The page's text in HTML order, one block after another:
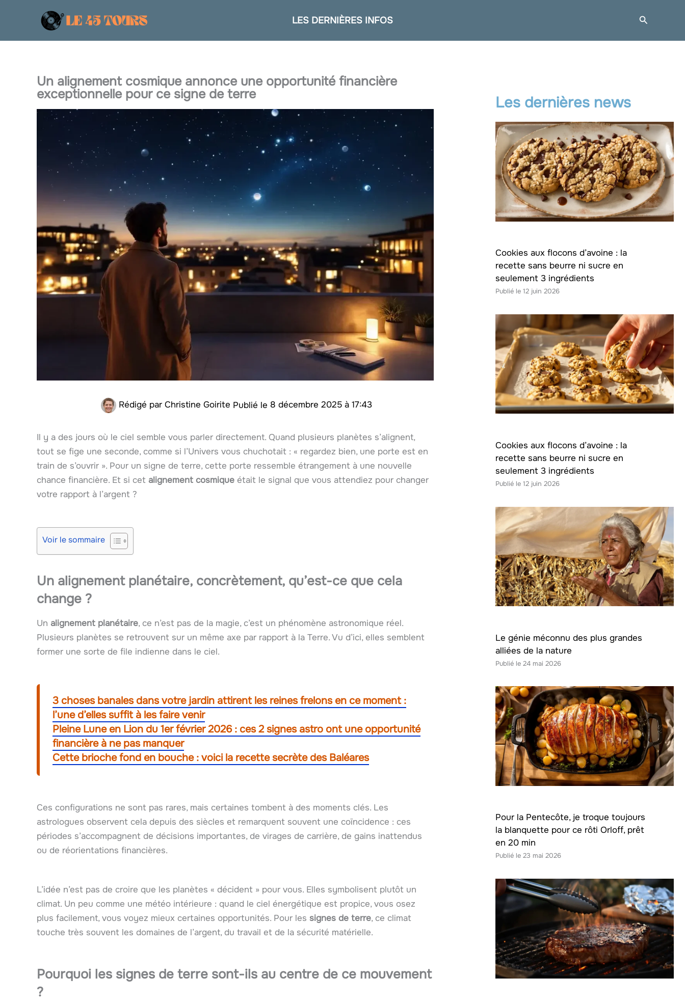
LES DERNIÈRES INFOS
Un alignement cosmique annonce une opportunité financière
exceptionnelle pour ce signe de terre
Rédigé par Christine Goirite 8 décembre 2025 à 17:43
Il y a des jours où le ciel semble vous parler directement. Quand plusieurs planètes s’alignent,
tout se fige une seconde, comme si l’Univers vous chuchotait : « regardez bien, une porte est en
train de s’ouvrir ». Pour un signe de terre, cette porte ressemble étrangement à une nouvelle
chance financière. Et si cet alignement cosmique était le signal que vous attendiez pour changer
votre rapport à l’argent ?
Voir le sommaire
Un alignement planétaire, concrètement, qu’est-ce que cela
change ?
Un alignement planétaire, ce n’est pas de la magie, c’est un phénomène astronomique réel.
Plusieurs planètes se retrouvent sur un même axe par rapport à la Terre. Vu d’ici, elles semblent
former une sorte de file indienne dans le ciel.
3 choses banales dans votre jardin attirent les reines frelons en ce moment :
l’une d’elles suffit à les faire venir
Pleine Lune en Lion du 1er février 2026 : ces 2 signes astro ont une opportunité
financière à ne pas manquer
Cette brioche fond en bouche : voici la recette secrète des Baléares
Ces configurations ne sont pas rares, mais certaines tombent à des moments clés. Les
astrologues observent cela depuis des siècles et remarquent souvent une coïncidence : ces
périodes s’accompagnent de décisions importantes, de virages de carrière, de gains inattendus
ou de réorientations financières.
L’idée n’est pas de croire que les planètes « décident » pour vous. Elles symbolisent plutôt un
climat. Un peu comme une météo intérieure : quand le ciel énergétique est propice, vous osez
plus facilement, vous voyez mieux certaines opportunités. Pour les signes de terre, ce climat
touche très souvent les domaines de l’argent, du travail et de la sécurité matérielle.
Pourquoi les signes de terre sont-ils au centre de ce mouvement
?
Les dernières news
Cookies aux flocons d’avoine : la
recette sans beurre ni sucre en
seulement 3 ingrédients
12 juin 2026
Cookies aux flocons d’avoine : la
recette sans beurre ni sucre en
seulement 3 ingrédients
12 juin 2026
Le génie méconnu des plus grandes
alliées de la nature
24 mai 2026
Pour la Pentecôte, je troque toujours
la blanquette pour ce rôti Orloff, prêt
en 20 min
23 mai 2026